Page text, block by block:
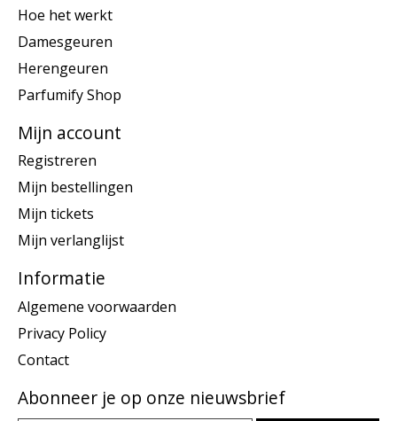
Hoe het werkt
Damesgeuren
Herengeuren
Parfumify Shop
Mijn account
Registreren
Mijn bestellingen
Mijn tickets
Mijn verlanglijst
Informatie
Algemene voorwaarden
Privacy Policy
Contact
Abonneer je op onze nieuwsbrief